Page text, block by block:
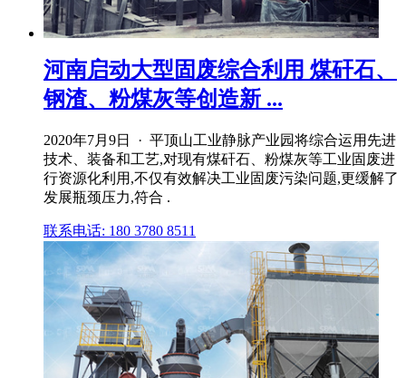
河南启动大型固废综合利用 煤矸石、
钢渣、粉煤灰等创造新 ...
2020年7月9日 · 平顶山工业静脉产业园将综合运用先进
技术、装备和工艺,对现有煤矸石、粉煤灰等工业固废进
行资源化利用,不仅有效解决工业固废污染问题,更缓解了
发展瓶颈压力,符合 .
联系电话: 180 3780 8511